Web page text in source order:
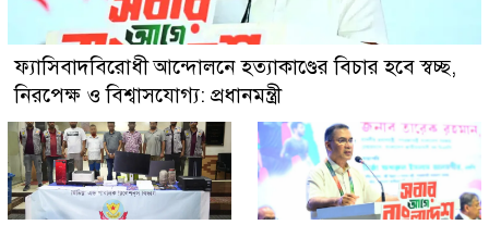
ফ্যাসিবাদবিরোধী আন্দোলনে হত্যাকাণ্ডের বিচার হবে স্বচ্ছ,
নিরপেক্ষ ও বিশ্বাসযোগ্য: প্রধানমন্ত্রী